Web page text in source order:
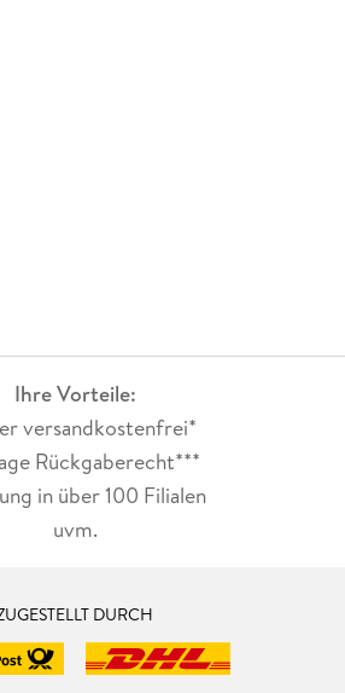
Ihre Vorteile:
versandkostenfrei*
Rückgaberecht***
in über 100 Filialen
uvm.
DURCH